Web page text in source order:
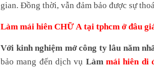
gian. Đồng thời, vẫn đảm bảo được sự
Làm mái hiên CHỮ A tại tphcm ở đâu
Với kinh nghiệm mở công ty lâu năm
bảo mang đến dịch vụ Làm mái hiên di